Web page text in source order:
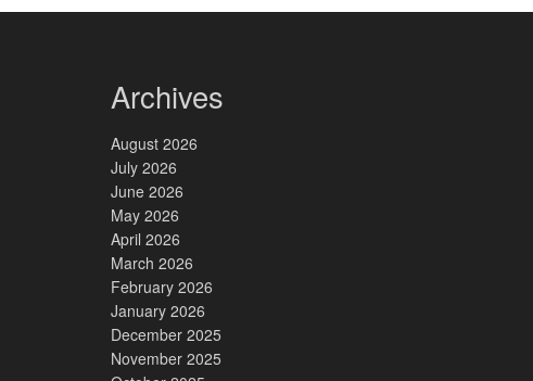
Archives
August 2026
July 2026
June 2026
May 2026
April 2026
March 2026
February 2026
January 2026
December 2025
November 2025